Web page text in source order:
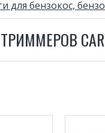
для бензокос,